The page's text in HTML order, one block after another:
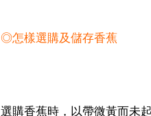
◎怎樣選購及儲存香蕉
選購香蕉時，以帶微黃而未